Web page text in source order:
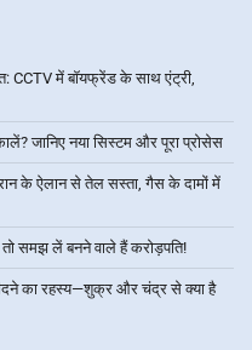
CCTV में बॉयफ्रेंड के साथ एंट्री,
जानिए नया सिस्टम और पूरा प्रोसेस
के ऐलान से तेल सस्ता, गैस के दामों में
समझ लें बनने वाले हैं करोड़पति!
का रहस्य—शुक्र और चंद्र से क्या है